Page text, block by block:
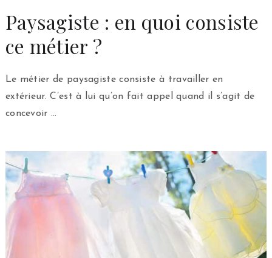
Paysagiste : en quoi consiste
ce métier ?
Le métier de paysagiste consiste à travailler en
extérieur. C’est à lui qu’on fait appel quand il s’agit de
concevoir …